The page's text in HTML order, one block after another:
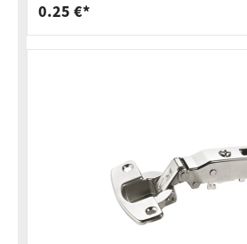
0.25 €*